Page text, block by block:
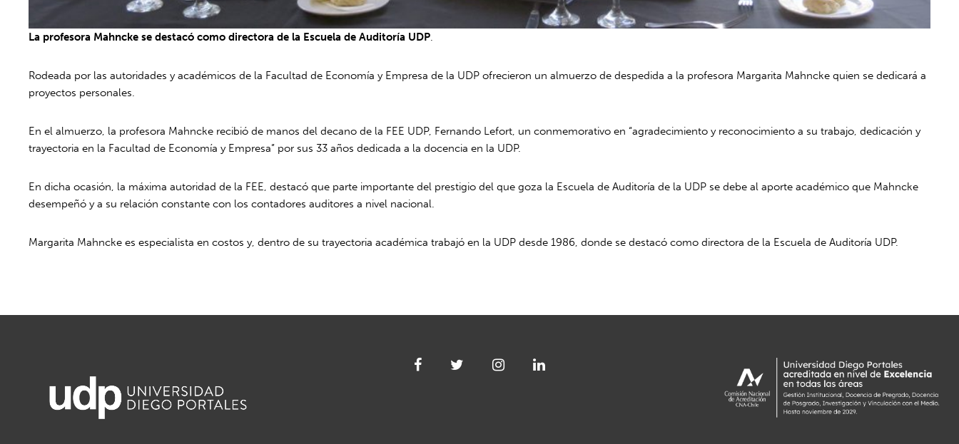
La profesora Mahncke se destacó como directora de la Escuela de Auditoría UDP.
Rodeada por las autoridades y académicos de la Facultad de Economía y Empresa de la UDP ofrecieron un almuerzo de despedida a la profesora Margarita Mahncke quien se dedicará a
proyectos personales.
En el almuerzo, la profesora Mahncke recibió de manos del decano de la FEE UDP, Fernando Lefort, un conmemorativo en “agradecimiento y reconocimiento a su trabajo, dedicación y
trayectoria en la Facultad de Economía y Empresa” por sus 33 años dedicada a la docencia en la UDP.
En dicha ocasión, la máxima autoridad de la FEE, destacó que parte importante del prestigio del que goza la Escuela de Auditoría de la UDP se debe al aporte académico que Mahncke
desempeñó y a su relación constante con los contadores auditores a nivel nacional.
Margarita Mahncke es especialista en costos y, dentro de su trayectoria académica trabajó en la UDP desde 1986, donde se destacó como directora de la Escuela de Auditoría UDP.